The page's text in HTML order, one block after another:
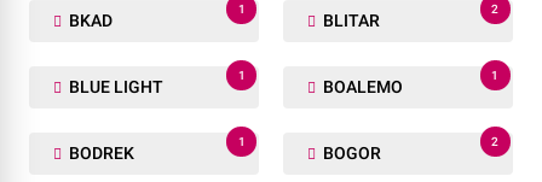
BKAD
1
BLITAR
2
BLUE LIGHT
1
BOALEMO
1
BODREK
1
BOGOR
2